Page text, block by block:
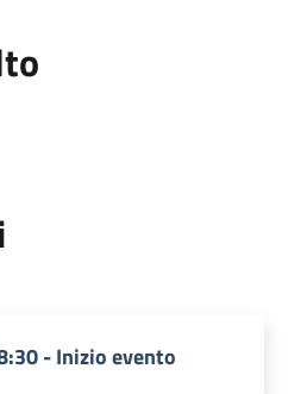
- Inizio evento